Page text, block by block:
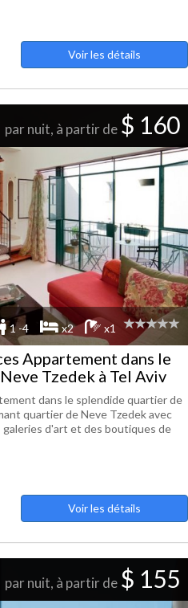
Voir les détails
par nuit, à partir de $ 160
1 -4 x2 x1
Appartement dans le
Tzedek à Tel Aviv
dans le splendide quartier de
quartier de Neve Tzedek avec
d'art et des boutiques de
Voir les détails
par nuit, à partir de $ 155